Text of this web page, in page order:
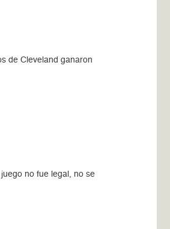
de Cleveland ganaron
no fue legal, no se